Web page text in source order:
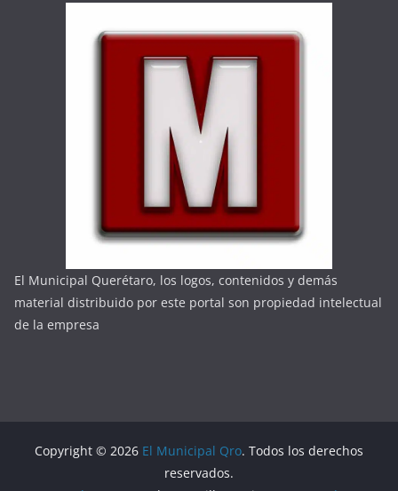
El Municipal Querétaro, los logos, contenidos y demás
material distribuido por este portal son propiedad intelectual
de la empresa
Copyright © 2026 El Municipal Qro. Todos los derechos
reservados.